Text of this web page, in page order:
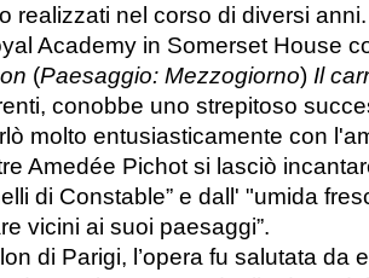
realizzati nel corso di diversi
Academy in Somerset House
(Paesaggio: Mezzogiorno) Il
conobbe uno strepitoso
molto entusiasticamente con
Amedée Pichot si lasciò
di Constable” e dall' "umida
vicini ai suoi paesaggi”.
di Parigi, l’opera fu salutata da